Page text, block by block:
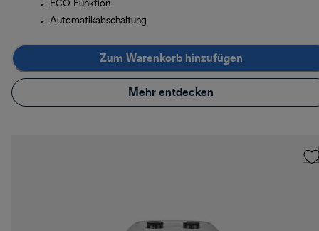
ECO Funktion
Automatikabschaltung
Zum Warenkorb hinzufügen
Mehr entdecken